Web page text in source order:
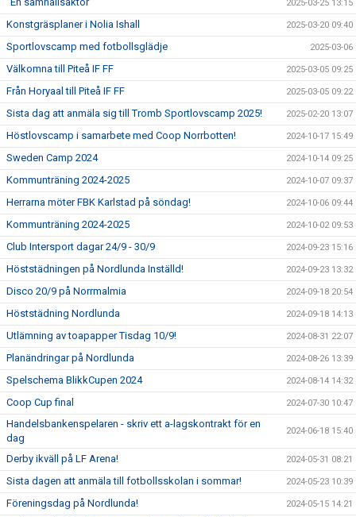
2025-03-25 13:15
Konstgräsplaner i Nolia Ishall 2025-03-20 09:40
Sportlovscamp med fotbollsglädje 2025-03-06
Välkomna till Piteå IF FF 2025-03-05 09:25
Från Horyaal till Piteå IF FF 2025-03-05 09:22
Sista dag att anmäla sig till Tromb Sportlovscamp 2025! 2025-02-20 13:07
Höstlovscamp i samarbete med Coop Norrbotten! 2024-10-17 15:49
Sweden Camp 2024 2024-10-14 09:25
Kommunträning 2024-2025 2024-10-07 09:37
Herrarna möter FBK Karlstad på söndag! 2024-10-06 09:44
Kommunträning 2024-2025 2024-10-02 09:53
Club Intersport dagar 24/9 - 30/9 2024-09-23 15:16
Höststädningen på Nordlunda Inställd! 2024-09-23 13:32
Disco 20/9 på Norrmalmia 2024-09-18 20:54
Höststädning Nordlunda 2024-09-18 14:13
Utlämning av toapapper Tisdag 10/9! 2024-08-31 22:07
Planändringar på Nordlunda 2024-08-26 13:39
Spelschema BlikkCupen 2024 2024-08-14 14:32
Coop Cup final 2024-07-30 10:47
Handelsbankenspelaren - skriv ett a-lagskontrakt för en
dag
2024-06-18 15:40
Derby ikväll på LF Arena! 2024-05-31 08:21
Sista dagen att anmäla till fotbollsskolan i sommar! 2024-05-23 10:39
Föreningsdag på Nordlunda! 2024-05-15 14:21